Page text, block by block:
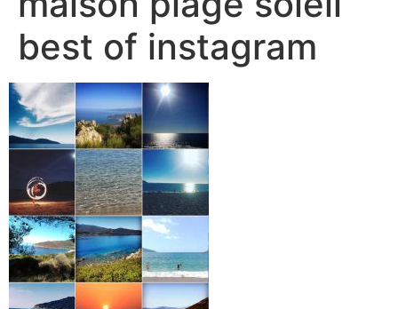
best of instagram